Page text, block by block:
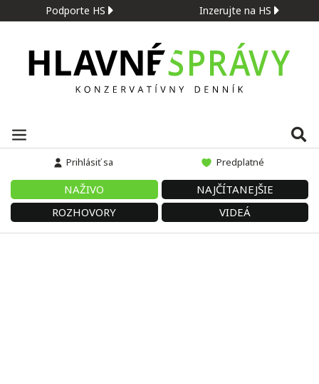
Podporte HS Inzerujte na HS
Prihlásiť sa Predplatné
NAŽIVO
NAJČÍTANEJŠIE
ROZHOVORY
VIDEÁ